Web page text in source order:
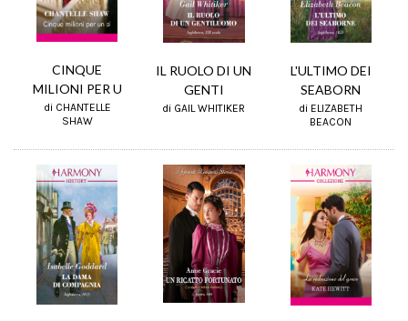
CINQUE
MILIONI PER U
di CHANTELLE
SHAW
IL RUOLO DI UN
GENTI
di GAIL WHITIKER
L'ULTIMO DEI
SEABORN
di ELIZABETH
BEACON